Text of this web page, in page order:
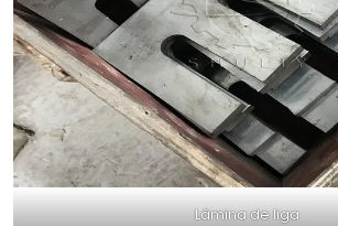
Lâmina de liga